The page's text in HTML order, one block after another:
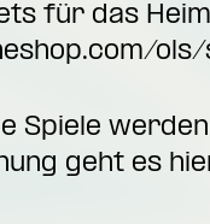
für das
Spiele
geht es